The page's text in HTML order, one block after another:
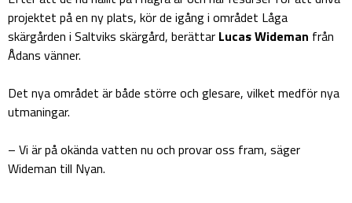
projektet på en ny plats, kör de igång i området Låga
skärgården i Saltviks skärgård, berättar Lucas Wideman från
Ådans vänner.
Det nya området är både större och glesare, vilket medför nya
utmaningar.
– Vi är på okända vatten nu och provar oss fram, säger
Wideman till Nyan.